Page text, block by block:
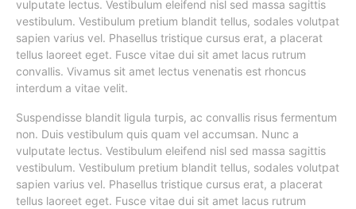
vulputate lectus. Vestibulum eleifend nisl sed massa sagittis
vestibulum. Vestibulum pretium blandit tellus, sodales volutpat
sapien varius vel. Phasellus tristique cursus erat, a placerat
tellus laoreet eget. Fusce vitae dui sit amet lacus rutrum
convallis. Vivamus sit amet lectus venenatis est rhoncus
interdum a vitae velit.
Suspendisse blandit ligula turpis, ac convallis risus fermentum
non. Duis vestibulum quis quam vel accumsan. Nunc a
vulputate lectus. Vestibulum eleifend nisl sed massa sagittis
vestibulum. Vestibulum pretium blandit tellus, sodales volutpat
sapien varius vel. Phasellus tristique cursus erat, a placerat
tellus laoreet eget. Fusce vitae dui sit amet lacus rutrum